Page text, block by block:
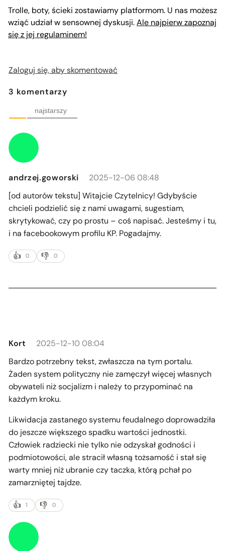
Trolle, boty, ścieki zostawiamy platformom. U nas możesz
wziąć udział w sensownej dyskusji.Ale najpierw zapoznaj
się z jej regulaminem!
Zaloguj się, aby skomentować
3 komentarzy
najstarszy
andrzej.goworski
2025-12-06 08:48
[od autorów tekstu] Witajcie Czytelnicy! Gdybyście
chcieli podzielić się z nami uwagami, sugestiam,
skrytykować, czy po prostu – coś napisać. Jesteśmy i tu,
i na facebookowym profilu KP. Pogadajmy.
0 0
Kort
2025-12-10 08:04
Bardzo potrzebny tekst, zwłaszcza na tym portalu.
Żaden system polityczny nie zamęczył więcej własnych
obywateli niż socjalizm i należy to przypominać na
każdym kroku.
Likwidacja zastanego systemu feudalnego doprowadziła
do jeszcze większego spadku wartości jednostki.
Człowiek radziecki nie tylko nie odzyskał godności i
podmiotowości, ale stracił własną tożsamość i stał się
warty mniej niż ubranie czy taczka, którą pchał po
zamarzniętej tajdze.
1 0